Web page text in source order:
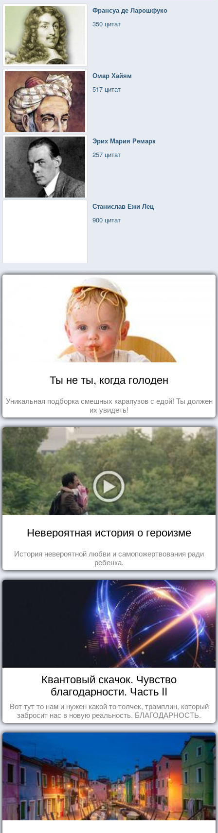
Франсуа де Ларошфуко
350 цитат
Омар Хайям
517 цитат
Эрих Мария Ремарк
257 цитат
Станислав Ежи Лец
900 цитат
Ты не ты, когда голоден
Уникальная подборка смешных карапузов с едой! Ты должен
их увидеть!
Невероятная история о героизме
История невероятной любви и самопожертвования ради
ребенка.
Квантовый скачок. Чувство
благодарности. Часть II
Вот тут то нам и нужен какой то толчек, трамплин, который
забросит нас в новую реальность. БЛАГОДАРНОСТЬ.